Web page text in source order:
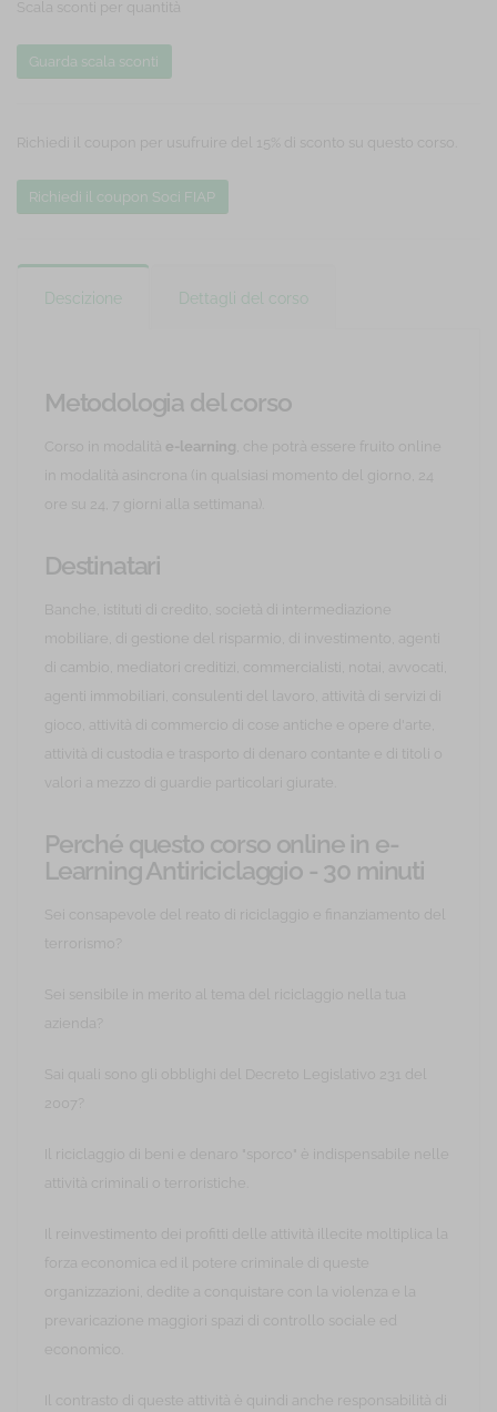
Scala sconti per quantità
Guarda scala sconti
Richiedi il coupon per usufruire del 15% di sconto su questo corso.
Richiedi il coupon Soci FIAP
Descizione Dettagli del corso
Metodologia del corso
Corso in modalità e-learning , che potrà essere fruito online
in modalità asincrona (in qualsiasi momento del giorno, 24
ore su 24, 7 giorni alla settimana).
Destinatari
Banche, istituti di credito, società di intermediazione
mobiliare, di gestione del risparmio, di investimento, agenti
di cambio, mediatori creditizi, commercialisti, notai, avvocati,
agenti immobiliari, consulenti del lavoro, attività di servizi di
gioco, attività di commercio di cose antiche e opere d'arte,
attività di custodia e trasporto di denaro contante e di titoli o
valori a mezzo di guardie particolari giurate.
Perché questo corso online in e-
Learning Antiriciclaggio - 30 minuti
Sei consapevole del reato di riciclaggio e finanziamento del
terrorismo?
Sei sensibile in merito al tema del riciclaggio nella tua
azienda?
Sai quali sono gli obblighi del Decreto Legislativo 231 del
2007?
Il riciclaggio di beni e denaro "sporco" è indispensabile nelle
attività criminali o terroristiche.
Il reinvestimento dei profitti delle attività illecite moltiplica la
forza economica ed il potere criminale di queste
organizzazioni, dedite a conquistare con la violenza e la
prevaricazione maggiori spazi di controllo sociale ed
economico.
Il contrasto di queste attività è quindi anche responsabilità di